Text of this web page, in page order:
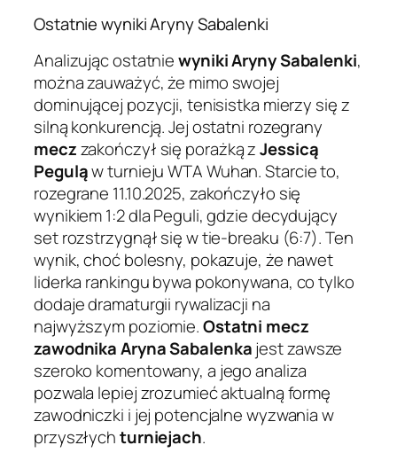
Ostatnie wyniki Aryny Sabalenki
Analizując ostatniewyniki Aryny Sabalenki,
można zauważyć, że mimo swojej
dominującej pozycji, tenisistka mierzy się z
silną konkurencją. Jej ostatni rozegrany
meczzakończył się porażką zJessicą
Peguląw turnieju WTA Wuhan. Starcie to,
rozegrane 11.10.2025, zakończyło się
wynikiem 1:2 dla Peguli, gdzie decydujący
set rozstrzygnął się w tie-breaku (6:7). Ten
wynik, choć bolesny, pokazuje, że nawet
liderka rankingu bywa pokonywana, co tylko
dodaje dramaturgii rywalizacji na
najwyższym poziomie.Ostatni mecz
zawodnika Aryna Sabalenkajest zawsze
szeroko komentowany, a jego analiza
pozwala lepiej zrozumieć aktualną formę
zawodniczki i jej potencjalne wyzwania w
przyszłychturniejach.